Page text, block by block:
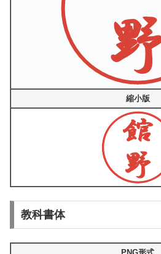
縮小版
教科書体